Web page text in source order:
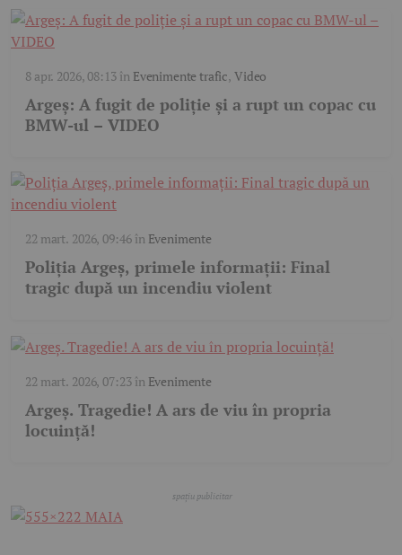
8 apr. 2026, 08:13în Evenimente trafic,Video
Argeș: A fugit de poliție și a rupt un copac cu
BMW-ul – VIDEO
22 mart. 2026, 09:46în Evenimente
Poliția Argeș, primele informații: Final
tragic după un incendiu violent
22 mart. 2026, 07:23în Evenimente
Argeș. Tragedie! A ars de viu în propria
locuință!